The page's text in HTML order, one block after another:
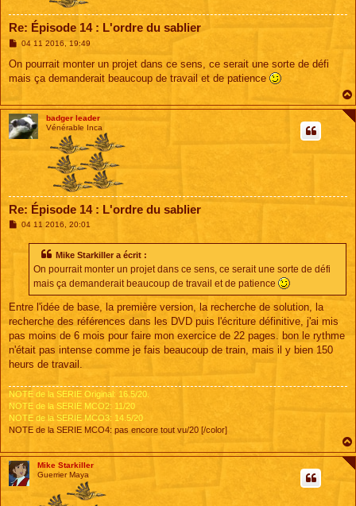
Re: Épisode 14 : L'ordre du sablier
M
s
a
04 11 2016, 19:49
On pourrait monter un projet dans ce sens, ce serait une sorte de défi
mais ça demanderait beaucoup de travail et de patience
badger leader
Vénérable Inca
Re: Épisode 14 : L'ordre du sablier
M04 11 2016, 20:01
Mike Starkiller a écrit :
On pourrait monter un projet dans ce sens, ce serait une sorte de défi
mais ça demanderait beaucoup de travail et de patience
Entre l'idée de base, la première version, la recherche de solution, la
recherche des références dans les DVD puis l'écriture définitive, j'ai mis
pas moins de 6 mois pour faire mon exercice de 22 pages. bon le rythme
n'était pas intense comme je fais beaucoup de train, mais il y bien 150
heurs de travail.
NOTE de la SERIE Original: 16.5/20.
NOTE de la SERIE MCO2: 11/20
NOTE de la SERIE MCO3: 14.5/20
NOTE de la SERIE MCO4: pas encore tout vu/20 [/color]
Mike Starkiller
Guerrier Maya